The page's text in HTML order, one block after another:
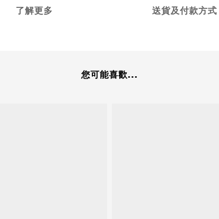
了解更多 送貨及付款方式
您可能喜歡...